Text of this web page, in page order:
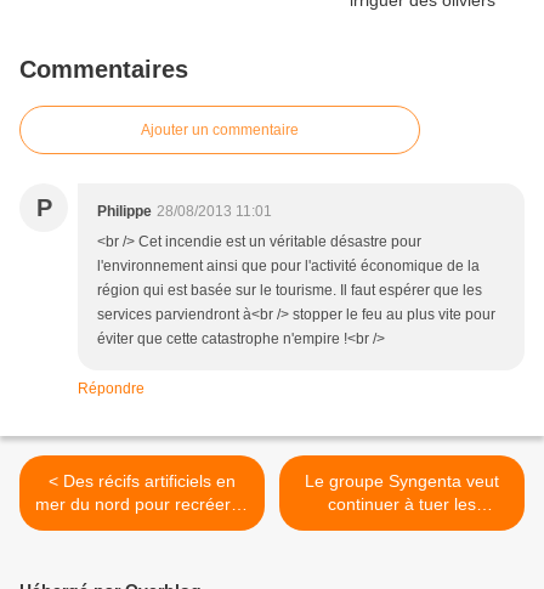
Commentaires
Ajouter un commentaire
P Philippe 28/08/2013 11:01
<br /> Cet incendie est un véritable désastre pour
l'environnement ainsi que pour l'activité économique de la
région qui est basée sur le tourisme. Il faut espérer que les
services parviendront à<br /> stopper le feu au plus vite pour
éviter que cette catastrophe n'empire !<br />
Répondre
< Des récifs artificiels en
mer du nord pour recréer la
biodiversité
Le groupe Syngenta veut
continuer à tuer les
abeilles... >